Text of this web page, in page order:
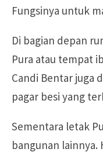
Fungsinya untuk
Di bagian depan
Pura atau tempat
Candi Bentar juga
pagar besi yang
Sementara letak
bangunan lainnya.